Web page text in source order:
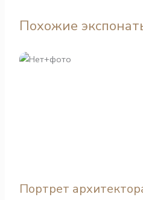
Похожие
Портрет